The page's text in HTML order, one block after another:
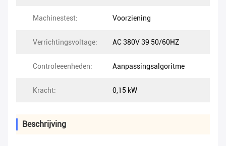
Machinestest: Voorziening
Verrichtingsvoltage: AC 380V 39 50/60HZ
Controleeenheden: Aanpassingsalgoritme
Kracht: 0,15 kW
Beschrijving